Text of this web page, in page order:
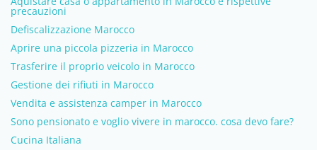
precauzioni
Defiscalizzazione Marocco
Aprire una piccola pizzeria in Marocco
Trasferire il proprio veicolo in Marocco
Gestione dei rifiuti in Marocco
Vendita e assistenza camper in Marocco
Sono pensionato e voglio vivere in marocco. cosa devo fare?
Cucina Italiana